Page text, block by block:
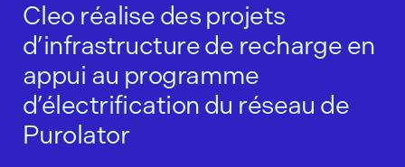
Cleo réalise des projets
d’infrastructure de recharge en
appui au programme
d’électrification du réseau de
Purolator